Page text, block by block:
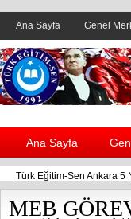
Ana Sayfa Genel
Ana Sayfa
Türk Eğitim-Sen Ankara 5
MEB